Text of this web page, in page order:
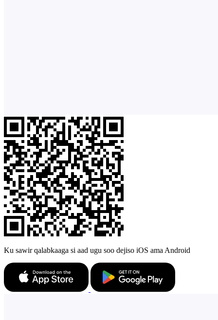
Ku sawir qalabkaaga si aad ugu soo dejiso iOS ama Android